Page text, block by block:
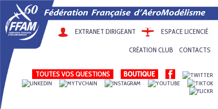
EXTRANET DIRIGEANT ESPACE LICENCIÉ
CRÉATION CLUB CONTACTS
TOUTES VOS QUESTIONS